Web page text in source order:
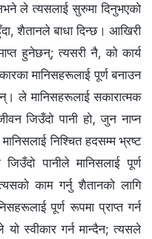
ले त्यसलाई सुरुमा दिनुभएको
शैतानले बाधा दिन्छ। आखिरी
हुनेछन्; त्यसरी नै, को कार्य
मानिसहरूलाई पूर्ण बनाउन
ले मानिसहरूलाई सकारात्मक
जिउँदो पानी हो, जुन नाप्‍न
निश्‍चित हदसम्‍म भ्रष्ट
पानीले मानिसलाई पूर्ण
काम गर्नु शैतानको लागि
पूर्ण रूपमा प्राप्त गर्न
स्वीकार गर्न मान्दैन; त्यसले